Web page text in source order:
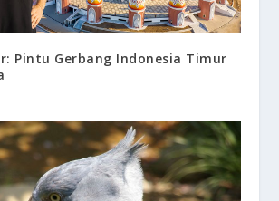
Pintu Gerbang Indonesia Timur